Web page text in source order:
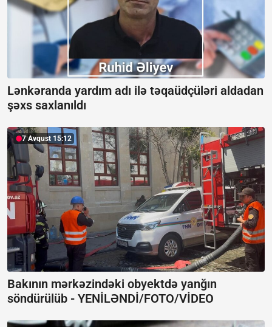
Lənkəranda yardım adı ilə təqaüdçüləri aldadan
şəxs saxlanıldı
7 Avqust 15:12
Bakının mərkəzindəki obyektdə yanğın
söndürülüb - YENİLƏNDİ/FOTO/VİDEO